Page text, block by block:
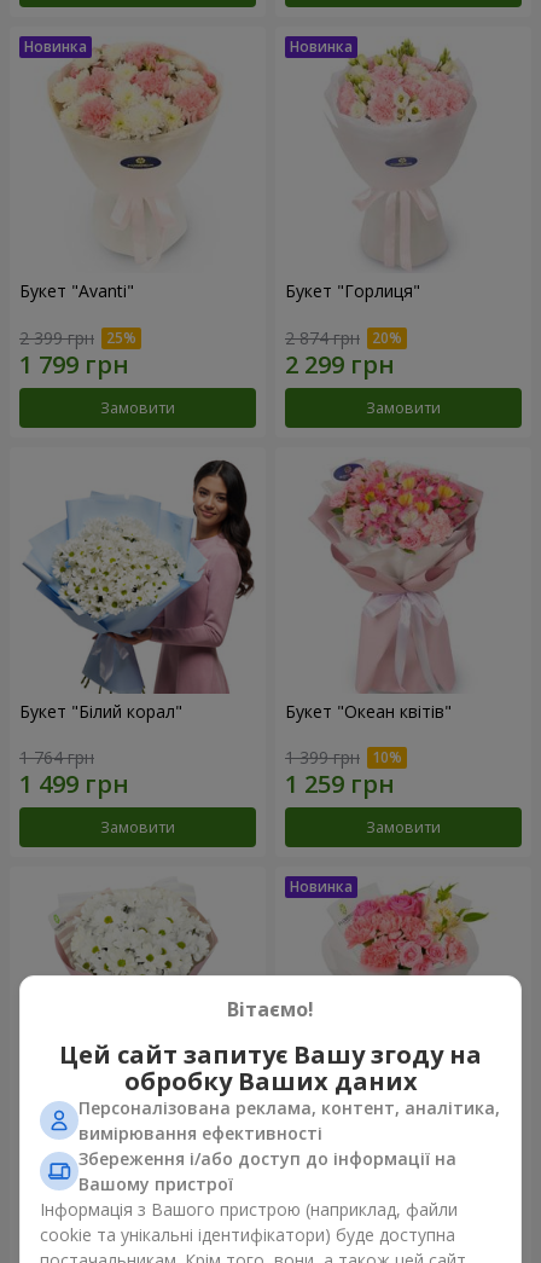
Букет "Avanti"
2 399 грн
Замовити
Букет "Горлиця"
2 874 грн
Замовити
Букет "Білий корал"
1 764 грн
Замовити
Букет "Океан квітів"
1 399 грн
Замовити
Букет "White happiness"
999 грн
Замовити
Букет "Рожевий зефір"
Замовити
Вітаємо!
Цей сайт запитує Вашу згоду на
обробку Ваших даних
Персоналізована реклама, контент, аналітика,
вимірювання ефективності
Збереження і/або доступ до інформації на
Вашому пристрої
Інформація з Вашого пристрою (наприклад, файли
cookie та унікальні ідентифікатори) буде доступна